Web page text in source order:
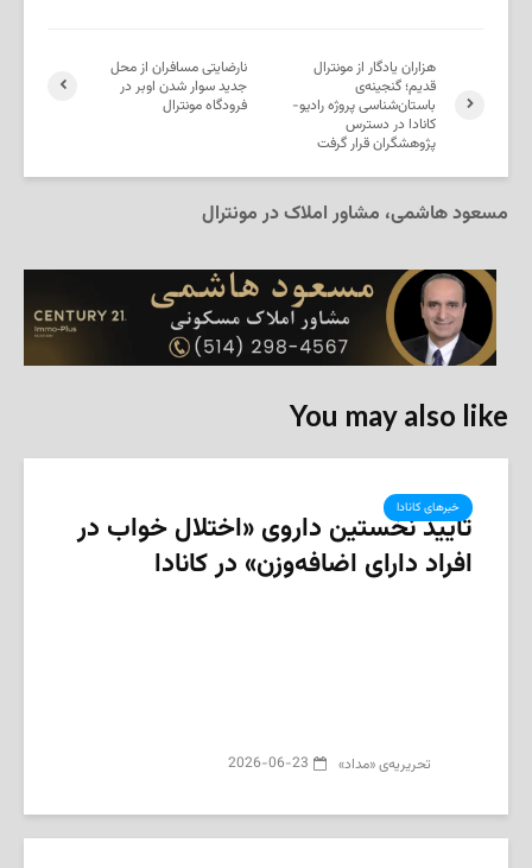
نارضایتی مسافران از محل
جدید سوار شدن اوبر در
فرودگاه مونترال
هزاران یادگار از مونترال
قدیم؛ گنجینه‌ی
باستان‌شناسی پروژه رادیو-
کانادا در دسترس
پژوهشگران قرار گرفت
مسعود هاشمی، مشاور املاک در مونترال
You may also like
خبرهای کانادا
تأیید نخستین داروی «اختلال خواب در
افراد دارای اضافه‌وزن» در کانادا
تحریریه‌ی «مداد» 2026-06-23